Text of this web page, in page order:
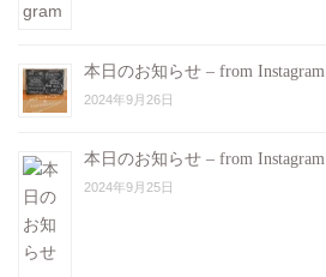
本日のお知らせ – from Instagram
2024年9月26日
本日のお知らせ – from Instagram
2024年9月25日